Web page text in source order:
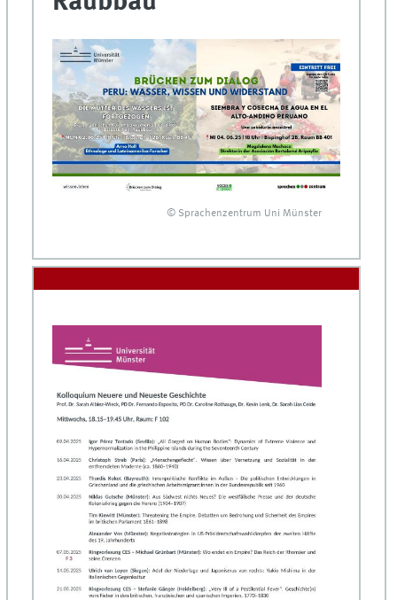
© Sprachenzentrum Uni Münster